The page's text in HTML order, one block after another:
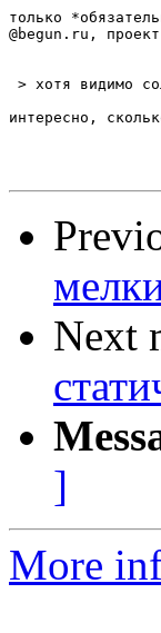
только
@begun.ru,
> хотя видимо
интересно,
Next
]
More